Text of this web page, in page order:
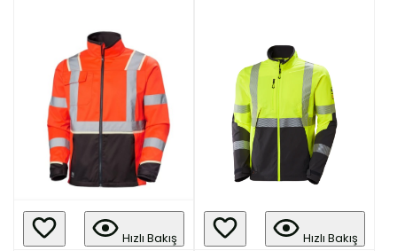
Hızlı Bakış Hızlı Bakış